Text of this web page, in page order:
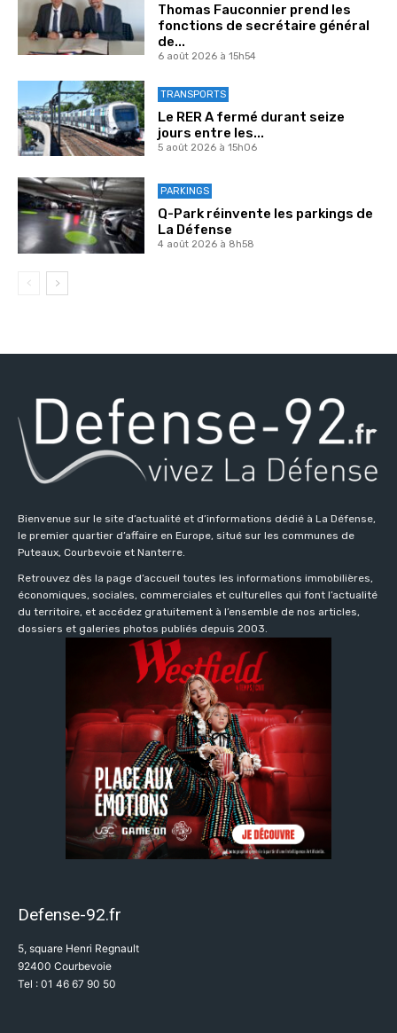
Thomas Fauconnier prend les
fonctions de secrétaire général
de...
6 août 2026 à 15h54
TRANSPORTS
Le RER A fermé durant seize
jours entre les...
5 août 2026 à 15h06
PARKINGS
Q-Park réinvente les parkings de
La Défense
4 août 2026 à 8h58
Bienvenue sur le site d’actualité et d’informations dédié à La Défense,
le premier quartier d’affaire en Europe, situé sur les communes de
Puteaux, Courbevoie et Nanterre.
Retrouvez dès la page d’accueil toutes les informations immobilières,
économiques, sociales, commerciales et culturelles qui font l’actualité
du territoire, et accédez gratuitement à l’ensemble de nos articles,
dossiers et galeries photos publiés depuis 2003.
Defense-92.fr
5, square Henri Regnault
92400 Courbevoie
Tel : 01 46 67 90 50